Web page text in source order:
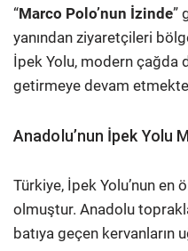
“Marco Polo’nun İzinde”
yanından ziyaretçileri
İpek Yolu, modern çağda
getirmeye devam
Anadolu’nun İpek Yolu
Türkiye, İpek Yolu’nun en
olmuştur. Anadolu
batıya geçen kervanların